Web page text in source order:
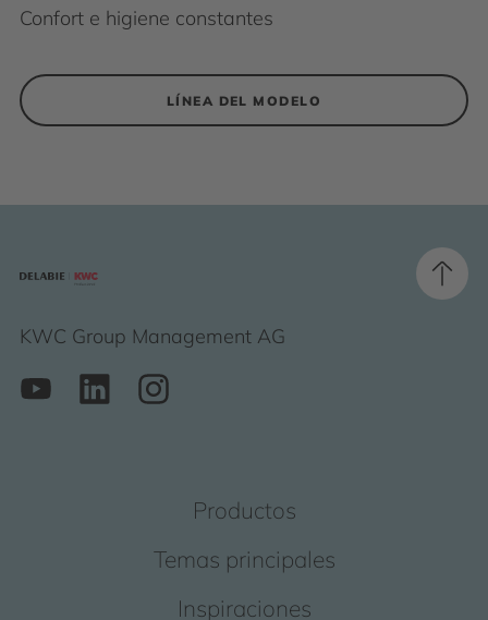
Confort e higiene constantes
LÍNEA DEL MODELO
KWC Group Management AG
Productos
Temas principales
Inspiraciones